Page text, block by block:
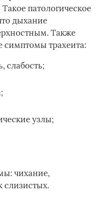
патологическое
дыхание
Также
симптомы трахеита:
слабость;
узлы;
чихание,
слизистых.